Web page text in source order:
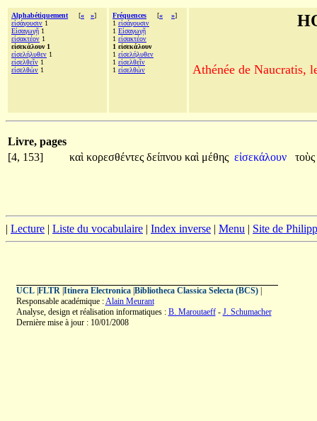
Alphabétiquement [« »]
εἰσάγουσιν 1
Εἰσαγωγῇ 1
εἰσακτέον 1
εἰσεκάλουν 1
εἰσελήλυθεν 1
εἰσελθεῖν 1
εἰσελθὼν 1
Fréquences [« »]
1 εἰσάγουσιν
1 Εἰσαγωγῇ
1 εἰσακτέον
1 εἰσεκάλουν
1 εἰσελήλυθεν
1 εἰσελθεῖν
1 εἰσελθὼν Athénée de Naucratis,
Livre, pages
[4, 153]
καὶ κορεσθέντες δείπνου καὶ μέθης εἰσεκάλουν τοὺς
| Lecture | Liste du vocabulaire | Index inverse | Menu | Site de
UCL| FLTR| Itinera Electronica| Bibliotheca Classica Selecta (BCS)|
Responsable académique :Alain Meurant
Analyse, design et réalisation informatiques : B. Maroutaeff- J. Schumacher
Dernière mise à jour : 10/01/2008